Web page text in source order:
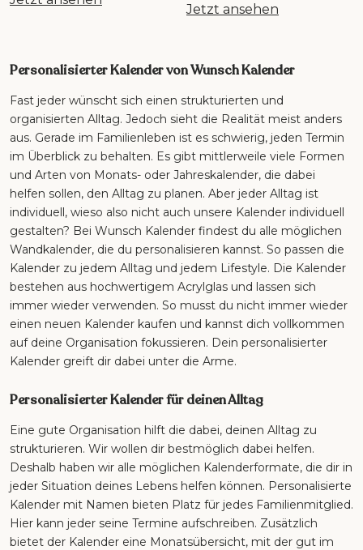
Jetzt ansehen
Personalisierter Kalender von Wunsch Kalender
Fast jeder wünscht sich einen strukturierten und
organisierten Alltag. Jedoch sieht die Realität meist anders
aus. Gerade im Familienleben ist es schwierig, jeden Termin
im Überblick zu behalten. Es gibt mittlerweile viele Formen
und Arten von Monats- oder Jahreskalender, die dabei
helfen sollen, den Alltag zu planen. Aber jeder Alltag ist
individuell, wieso also nicht auch unsere Kalender individuell
gestalten? Bei Wunsch Kalender findest du alle möglichen
Wandkalender, die du personalisieren kannst. So passen die
Kalender zu jedem Alltag und jedem Lifestyle. Die Kalender
bestehen aus hochwertigem Acrylglas und lassen sich
immer wieder verwenden. So musst du nicht immer wieder
einen neuen Kalender kaufen und kannst dich vollkommen
auf deine Organisation fokussieren. Dein personalisierter
Kalender greift dir dabei unter die Arme.
Personalisierter Kalender für deinen Alltag
Eine gute Organisation hilft die dabei, deinen Alltag zu
strukturieren. Wir wollen dir bestmöglich dabei helfen.
Deshalb haben wir alle möglichen Kalenderformate, die dir in
jeder Situation deines Lebens helfen können. Personalisierte
Kalender mit Namen bieten Platz für jedes Familienmitglied.
Hier kann jeder seine Termine aufschreiben. Zusätzlich
bietet der Kalender eine Monatsübersicht, mit der gut im